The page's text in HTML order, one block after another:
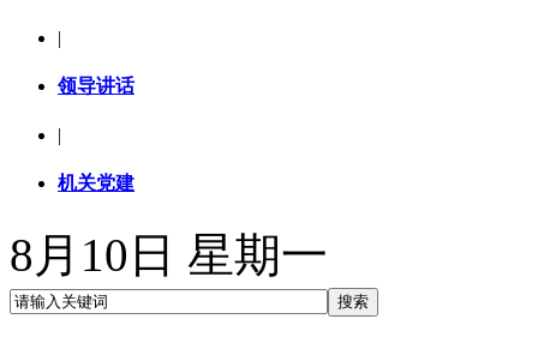
|
领导讲话
|
机关党建
8月10日 星期一